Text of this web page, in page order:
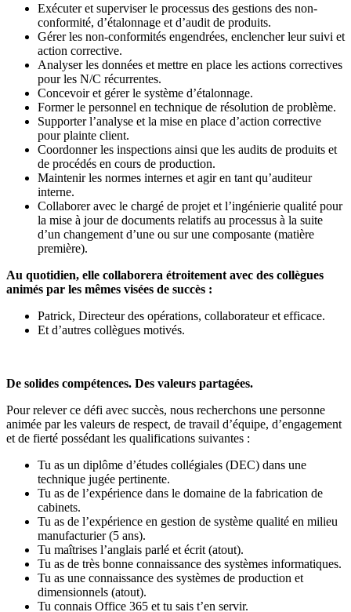
Exécuter et superviser le processus des gestions des non-
conformité, d’étalonnage et d’audit de produits.
Gérer les non-conformités engendrées, enclencher leur suivi et
action corrective.
Analyser les données et mettre en place les actions correctives
pour les N/C récurrentes.
Concevoir et gérer le système d’étalonnage.
Former le personnel en technique de résolution de problème.
Supporter l’analyse et la mise en place d’action corrective
pour plainte client.
Coordonner les inspections ainsi que les audits de produits et
de procédés en cours de production.
Maintenir les normes internes et agir en tant qu’auditeur
interne.
Collaborer avec le chargé de projet et l’ingénierie qualité pour
la mise à jour de documents relatifs au processus à la suite
d’un changement d’une ou sur une composante (matière
première).
Au quotidien, elle collaborera étroitement avec des collègues
animés par les mêmes visées de succès :
Patrick, Directeur des opérations, collaborateur et efficace.
Et d’autres collègues motivés.
De solides compétences. Des valeurs partagées.
Pour relever ce défi avec succès, nous recherchons une personne
animée par les valeurs de respect, de travail d’équipe, d’engagement
et de fierté possédant les qualifications suivantes :
Tu as un diplôme d’études collégiales (DEC) dans une
technique jugée pertinente.
Tu as de l’expérience dans le domaine de la fabrication de
cabinets.
Tu as de l’expérience en gestion de système qualité en milieu
manufacturier (5 ans).
Tu maîtrises l’anglais parlé et écrit (atout).
Tu as de très bonne connaissance des systèmes informatiques.
Tu as une connaissance des systèmes de production et
dimensionnels (atout).
Tu connais Office 365 et tu sais t’en servir.